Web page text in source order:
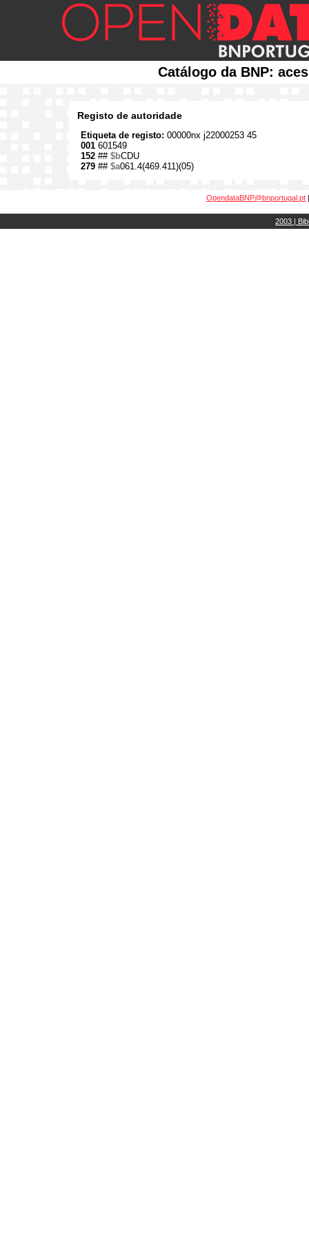
Catálogo da BNP:
Registo de autoridade
Etiqueta de registo: 00000nx j22000253 45
001 601549
152 ## $bCDU
279 ## $a061.4(469.411)(05)
OpendataBNP@bnportugal.pt
2003 |